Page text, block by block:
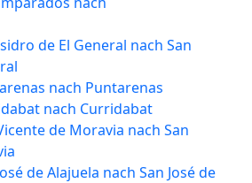
de El General nach San
nach Puntarenas
nach Curridabat
de Moravia nach San
de Alajuela nach San José de